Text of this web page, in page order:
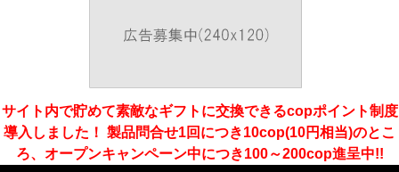
サイト内で貯めて素敵なギフトに交換できるcopポイント制度
導入しました！ 製品問合せ1回につき10cop(10円相当)のとこ
ろ、オープンキャンペーン中につき100～200cop進呈中!!